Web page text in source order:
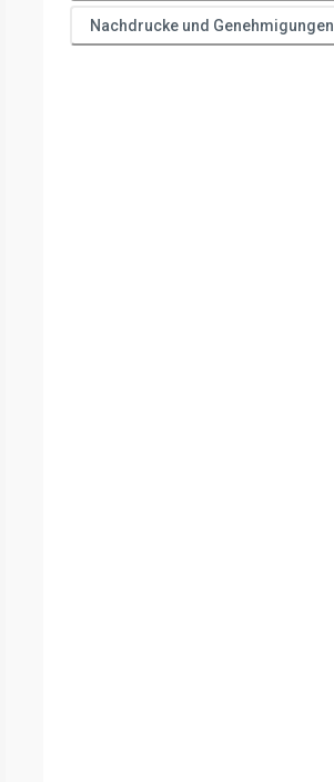
Nachdrucke und Genehmigungen